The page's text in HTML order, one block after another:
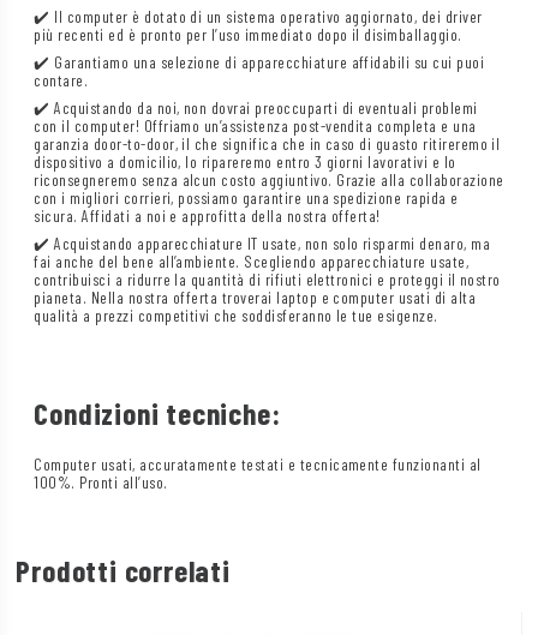
✔️ Il computer è dotato di un sistema operativo aggiornato, dei driver
più recenti ed è pronto per l’uso immediato dopo il disimballaggio.
✔️ Garantiamo una selezione di apparecchiature affidabili su cui puoi
contare.
✔️ Acquistando da noi, non dovrai preoccuparti di eventuali problemi
con il computer! Offriamo un’assistenza post-vendita completa e una
garanzia door-to-door, il che significa che in caso di guasto ritireremo il
dispositivo a domicilio, lo ripareremo entro 3 giorni lavorativi e lo
riconsegneremo senza alcun costo aggiuntivo. Grazie alla collaborazione
con i migliori corrieri, possiamo garantire una spedizione rapida e
sicura. Affidati a noi e approfitta della nostra offerta!
✔️ Acquistando apparecchiature IT usate, non solo risparmi denaro, ma
fai anche del bene all’ambiente. Scegliendo apparecchiature usate,
contribuisci a ridurre la quantità di rifiuti elettronici e proteggi il nostro
pianeta. Nella nostra offerta troverai laptop e computer usati di alta
qualità a prezzi competitivi che soddisferanno le tue esigenze.
Condizioni tecniche:
Computer usati, accuratamente testati e tecnicamente funzionanti al
100%. Pronti all’uso.
Prodotti correlati